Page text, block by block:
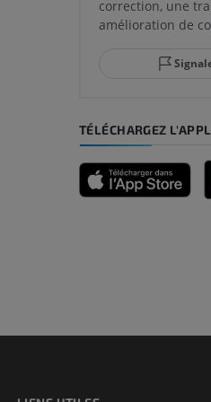
correction, une
amélioration de
TÉLÉCHARGEZ